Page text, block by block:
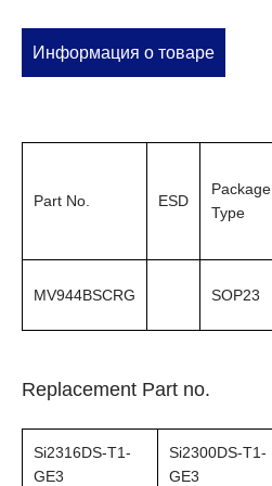
Информация о товаре
Part No. ESD
Package
Type
MV944BSCRG SOP23
Replacement Part no.
Si2316DS-T1-
GE3
Si2300DS-T1-
GE3